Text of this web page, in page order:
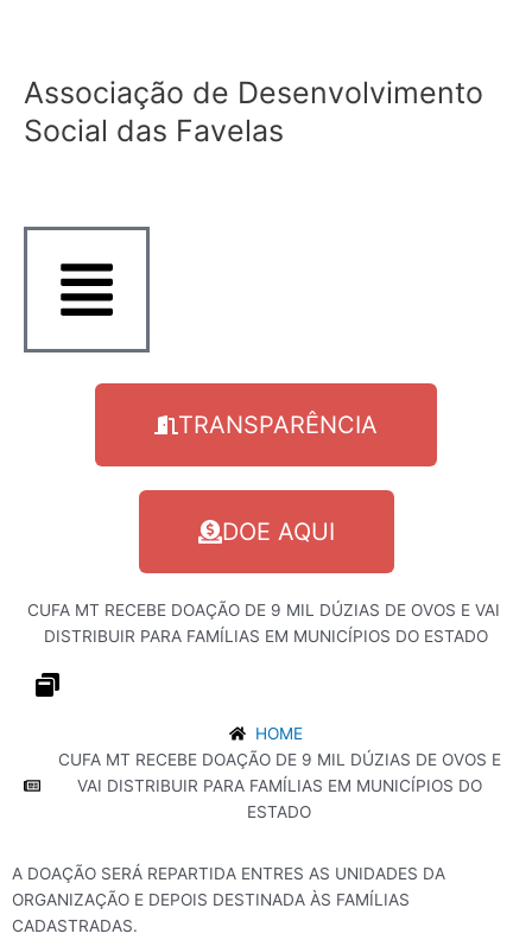
conteúdo
Associação de Desenvolvimento
Social das Favelas
TRANSPARÊNCIA
DOE AQUI
CUFA MT RECEBE DOAÇÃO DE 9 MIL DÚZIAS DE OVOS E VAI
DISTRIBUIR PARA FAMÍLIAS EM MUNICÍPIOS DO ESTADO
HOME
CUFA MT RECEBE DOAÇÃO DE 9 MIL DÚZIAS DE OVOS E
VAI DISTRIBUIR PARA FAMÍLIAS EM MUNICÍPIOS DO
ESTADO
A DOAÇÃO SERÁ REPARTIDA ENTRES AS UNIDADES DA
ORGANIZAÇÃO E DEPOIS DESTINADA ÀS FAMÍLIAS
CADASTRADAS.